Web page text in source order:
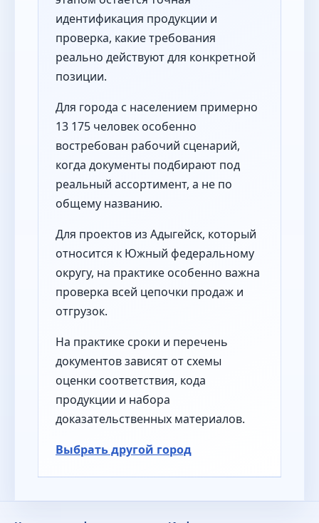
идентификация продукции и
проверка, какие требования
реально действуют для конкретной
позиции.
Для города с населением примерно
13 175 человек особенно
востребован рабочий сценарий,
когда документы подбирают под
реальный ассортимент, а не по
общему названию.
Для проектов из Адыгейск, который
относится к Южный федеральному
округу, на практике особенно важна
проверка всей цепочки продаж и
отгрузок.
На практике сроки и перечень
документов зависят от схемы
оценки соответствия, кода
продукции и набора
доказательственных материалов.
Выбрать другой город